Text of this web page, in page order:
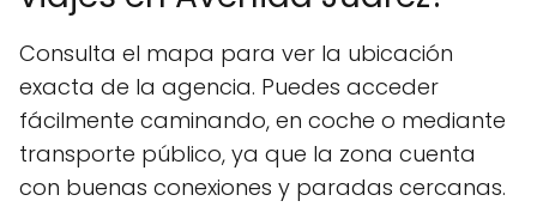
Consulta el mapa para ver la ubicación
exacta de la agencia. Puedes acceder
fácilmente caminando, en coche o mediante
transporte público, ya que la zona cuenta
con buenas conexiones y paradas cercanas.